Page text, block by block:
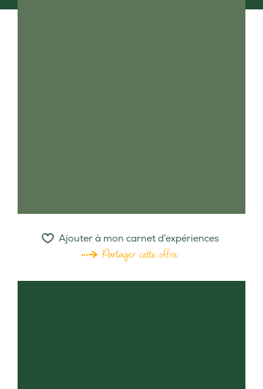
Ajouter à mon carnet d'expériences
Partager cette offre